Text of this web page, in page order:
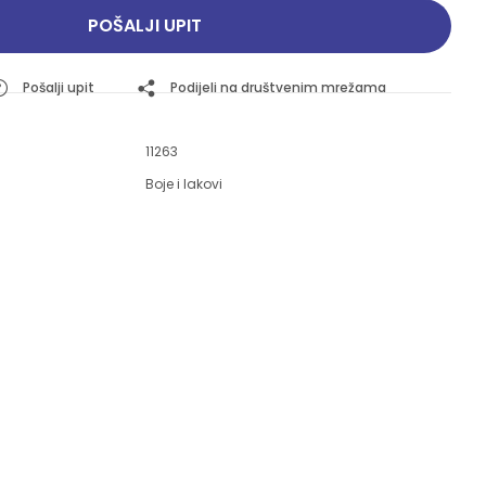
Pogledajte ponudu
Pogledajte ponudu
POŠALJI UPIT
Pošalji upit Podijeli na društvenim mrežama
11263
Boje i lakovi